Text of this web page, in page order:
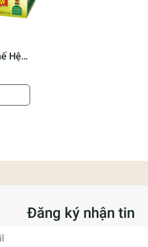
Hệ 2
Đăng ký nhận tin